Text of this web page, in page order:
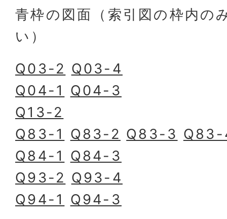
青枠の図面（索引図の枠内の
い）
Q03-2 Q03-4
Q04-1
Q04-3
Q13-2
Q83-1
Q83-2 Q83-3
Q84-1
Q84-3
Q93-2 Q93-4
Q94-1
Q94-3